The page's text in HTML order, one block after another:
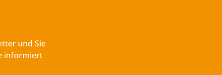
und Sie
informiert